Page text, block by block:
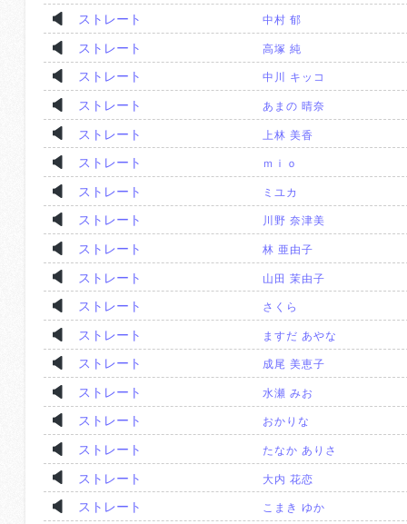
ストレート 中村 郁
ストレート 高塚 純
ストレート 中川 キッコ
ストレート あまの 晴奈
ストレート 上林 美香
ストレート ｍｉｏ
ストレート ミユカ
ストレート 川野 奈津美
ストレート 林 亜由子
ストレート 山田 茉由子
ストレート さくら
ストレート ますだ あやな
ストレート 成尾 美恵子
ストレート 水瀬 みお
ストレート おかりな
ストレート たなか ありさ
ストレート 大内 花恋
ストレート こまき ゆか